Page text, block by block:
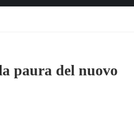
paura del nuovo